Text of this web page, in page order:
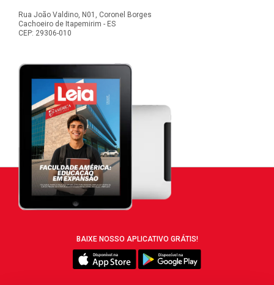
Rua João Valdino, N01, Coronel Borges
Cachoeiro de Itapemirim - ES
CEP: 29306-010
BAIXE NOSSO APLICATIVO GRÁTIS!